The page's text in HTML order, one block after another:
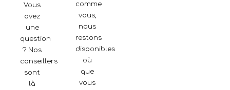
Vous
avez
une
question
? Nos
conseillers
sont
là
comme
vous,
nous
restons
disponibles
où
que
vous